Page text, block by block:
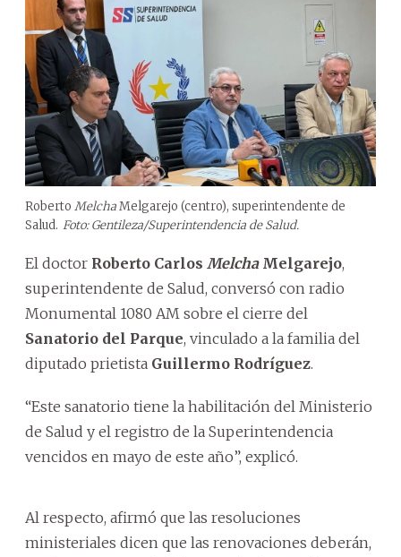
Roberto MelchaMelgarejo (centro), superintendente de
Salud. Foto: Gentileza/Superintendencia de Salud.
El doctor Roberto Carlos MelchaMelgarejo,
superintendente de Salud, conversó con radio
Monumental 1080 AM sobre el cierre del
Sanatorio del Parque, vinculado a la familia del
diputado prietista Guillermo Rodríguez.
“Este sanatorio tiene la habilitación del Ministerio
de Salud y el registro de la Superintendencia
vencidos en mayo de este año”, explicó.
Al respecto, afirmó que las resoluciones
ministeriales dicen que las renovaciones deberán,